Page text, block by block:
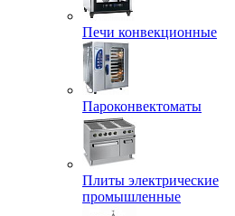
Печи конвекционные
Пароконвектоматы
Плиты электрические
промышленные